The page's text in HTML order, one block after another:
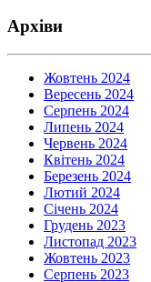
Архіви
Жовтень 2024
Вересень 2024
Серпень 2024
Липень 2024
Червень 2024
Квітень 2024
Березень 2024
Лютий 2024
Січень 2024
Грудень 2023
Листопад 2023
Жовтень 2023
Серпень 2023